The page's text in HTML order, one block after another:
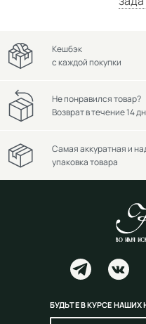
Кешбэк
с каждой покупки
Не понравился товар?
Возврат в течение 14
Самая аккуратная и
упаковка товара
БУДЬТЕ В КУРСЕ